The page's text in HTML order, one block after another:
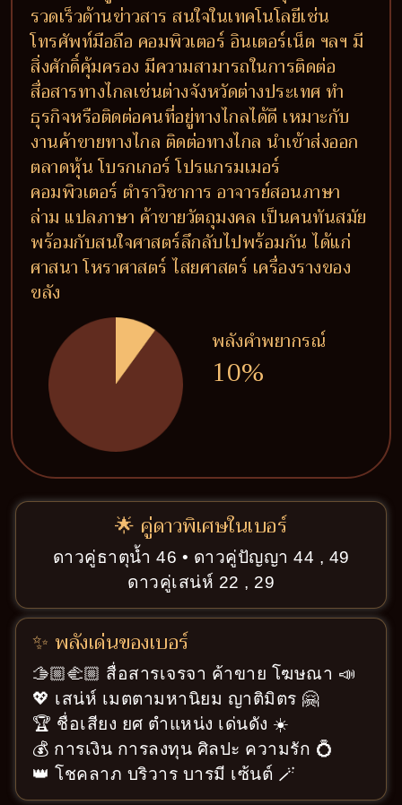
รวดเร็วด้านข่าวสาร สนใจในเทคโนโลยีเช่น
โทรศัพท์มือถือ คอมพิวเตอร์ อินเตอร์เน็ต ฯลฯ มี
สิ่งศักดิ์คุ้มครอง มีความสามารถในการติดต่อ
สื่อสารทางไกลเช่นต่างจังหวัดต่างประเทศ ทำ
ธุรกิจหรือติดต่อคนที่อยู่ทางไกลได้ดี เหมาะกับ
งานค้าขายทางไกล ติดต่อทางไกล นำเข้าส่งออก
ตลาดหุ้น โบรกเกอร์ โปรแกรมเมอร์
คอมพิวเตอร์ ตำราวิชาการ อาจารย์สอนภาษา
ล่าม แปลภาษา ค้าขายวัตถุมงคล เป็นคนทันสมัย
พร้อมกับสนใจศาสตร์ลึกลับไปพร้อมกัน ได้แก่
ศาสนา โหราศาสตร์ ไสยศาสตร์ เครื่องรางของ
ขลัง
พลังคำพยากรณ์
10%
🌟 คู่ดาวพิเศษในเบอร์
ดาวคู่ธาตุน้ำ 46 • ดาวคู่ปัญญา 44 , 49
ดาวคู่เสน่ห์ 22 , 29
✨ พลังเด่นของเบอร์
🫱🏼‍🫲🏼 สื่อสารเจรจา ค้าขาย โฆษณา 📣
💖 เสน่ห์ เมตตามหานิยม ญาติมิตร 🤗
🏆 ชื่อเสียง ยศ ตำแหน่ง เด่นดัง ☀️
💰 การเงิน การลงทุน ศิลปะ ความรัก 💍
👑 โชคลาภ บริวาร บารมี เซ้นต์ 🪄